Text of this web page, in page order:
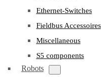
Ethernet-Switches
Fieldbus Accessoires
Miscellaneous
S5 components
Robots